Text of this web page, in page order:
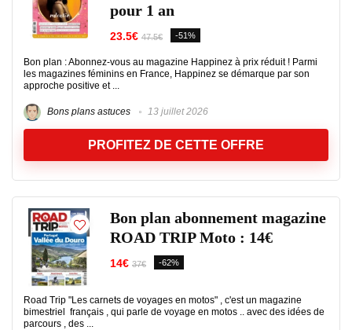
pour 1 an
23.5€ 47.5€ -51%
Bon plan : Abonnez-vous au magazine Happinez à prix réduit ! Parmi
les magazines féminins en France, Happinez se démarque par son
approche positive et ...
Bons plans astuces 13 juillet 2026
PROFITEZ DE CETTE OFFRE
Bon plan abonnement magazine
ROAD TRIP Moto : 14€
14€ 37€ -62%
Road Trip "Les carnets de voyages en motos" , c'est un magazine
bimestriel français , qui parle de voyage en motos .. avec des idées de
parcours , des ...